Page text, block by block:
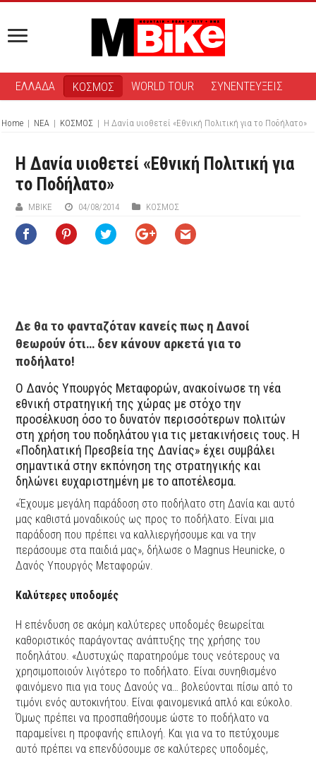
ΕΛΛΑΔΑ ΚΟΣΜΟΣ WORLD TOUR ΣΥΝΕΝΤΕΥΞΕΙΣ
Home | ΝΕΑ | ΚΟΣΜΟΣ | Η Δανία υιοθετεί «Εθνική Πολιτική για το Ποδήλατο»
Η Δανία υιοθετεί «Εθνική Πολιτική για
το Ποδήλατο»
ΜΒIKE 04/08/2014 ΚΟΣΜΟΣ
Δε θα το φανταζόταν κανείς πως η Δανοί
θεωρούν ότι… δεν κάνουν αρκετά για το
ποδήλατο!
Ο Δανός Υπουργός Μεταφορών, ανακοίνωσε τη νέα
εθνική στρατηγική της χώρας με στόχο την
προσέλκυση όσο το δυνατόν περισσότερων πολιτών
στη χρήση του ποδηλάτου για τις μετακινήσεις τους. Η
«Ποδηλατική Πρεσβεία της Δανίας» έχει συμβάλει
σημαντικά στην εκπόνηση της στρατηγικής και
δηλώνει ευχαριστημένη με το αποτέλεσμα.
«Έχουμε μεγάλη παράδοση στο ποδήλατο στη Δανία και αυτό
μας καθιστά μοναδικούς ως προς το ποδήλατο. Είναι μια
παράδοση που πρέπει να καλλιεργήσουμε και να την
περάσουμε στα παιδιά μας», δήλωσε ο Magnus Heunicke, ο
Δανός Υπουργός Μεταφορών.
Καλύτερες υποδομές
Η επένδυση σε ακόμη καλύτερες υποδομές θεωρείται
καθοριστικός παράγοντας ανάπτυξης της χρήσης του
ποδηλάτου. «Δυστυχώς παρατηρούμε τους νεότερους να
χρησιμοποιούν λιγότερο το ποδήλατο. Είναι συνηθισμένο
φαινόμενο πια για τους Δανούς να… βολεύονται πίσω από το
τιμόνι ενός αυτοκινήτου. Είναι φαινομενικά απλό και εύκολο.
Όμως πρέπει να προσπαθήσουμε ώστε το ποδήλατο να
παραμείνει η προφανής επιλογή. Και για να το πετύχουμε
αυτό πρέπει να επενδύσουμε σε καλύτερες υποδομές,